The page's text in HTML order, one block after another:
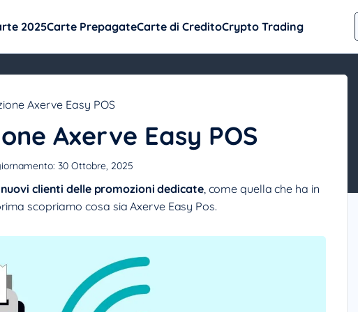
2025Carte PrepagateCarte di CreditoCrypto Trading
Axerve Easy POS
Axerve Easy POS
30 Ottobre, 2025
clienti delle promozioni dedicate, come quella che ha in
scopriamo cosa sia Axerve Easy Pos.